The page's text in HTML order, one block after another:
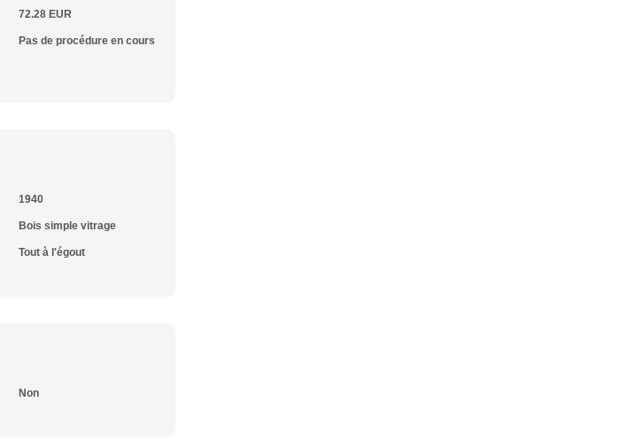
72.28 EUR
Pas de procédure en cours
1940
Bois simple vitrage
Tout à l'égout
Non